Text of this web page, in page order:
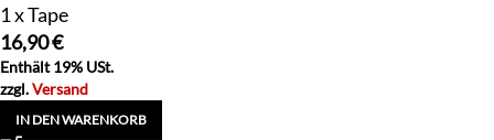
1 x Tape
16,90€
Enthält 19% USt.
zzgl.Versand
IN DEN WARENKORB